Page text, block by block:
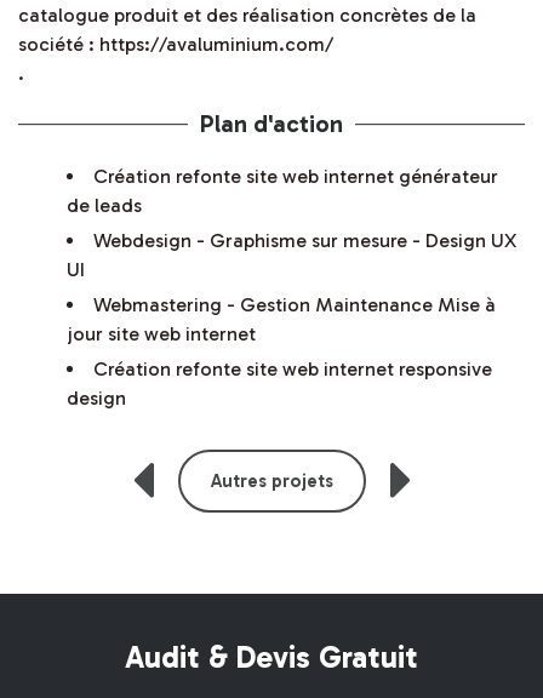
catalogue produit et des réalisation concrètes de la
société : https://avaluminium.com/
.
Plan d'action
Création refonte site web internet générateur
de leads
Webdesign - Graphisme sur mesure - Design UX
UI
Webmastering - Gestion Maintenance Mise à
jour site web internet
Création refonte site web internet responsive
design
Autres projets
Audit & Devis Gratuit